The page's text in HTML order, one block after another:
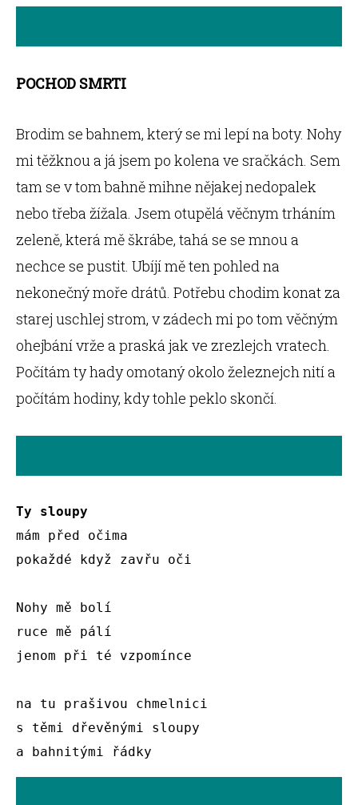
POCHOD SMRTI
Brodim se bahnem, který se mi lepí na boty. Nohy
mi těžknou a já jsem po kolena ve sračkách. Sem
tam se v tom bahně mihne nějakej nedopalek
nebo třeba žížala. Jsem otupělá věčnym trháním
zeleně, která mě škrábe, tahá se se mnou a
nechce se pustit. Ubíjí mě ten pohled na
nekonečný moře drátů. Potřebu chodim konat za
starej uschlej strom, v zádech mi po tom věčným
ohejbání vrže a praská jak ve zrezlejch vratech.
Počítám ty hady omotaný okolo železnejch nití a
počítám hodiny, kdy tohle peklo skončí.
Ty sloupy
mám před očima
pokaždé když zavřu oči
Nohy mě bolí
ruce mě pálí
jenom při té vzpomínce
na tu prašivou chmelnici
s těmi dřevěnými sloupy
a bahnitými řádky